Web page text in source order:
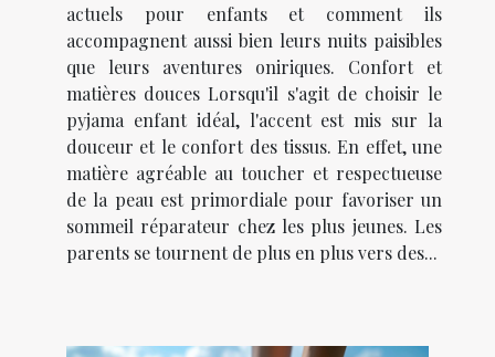
actuels pour enfants et comment ils
accompagnent aussi bien leurs nuits paisibles
que leurs aventures oniriques. Confort et
matières douces Lorsqu'il s'agit de choisir le
pyjama enfant idéal, l'accent est mis sur la
douceur et le confort des tissus. En effet, une
matière agréable au toucher et respectueuse
de la peau est primordiale pour favoriser un
sommeil réparateur chez les plus jeunes. Les
parents se tournent de plus en plus vers des...